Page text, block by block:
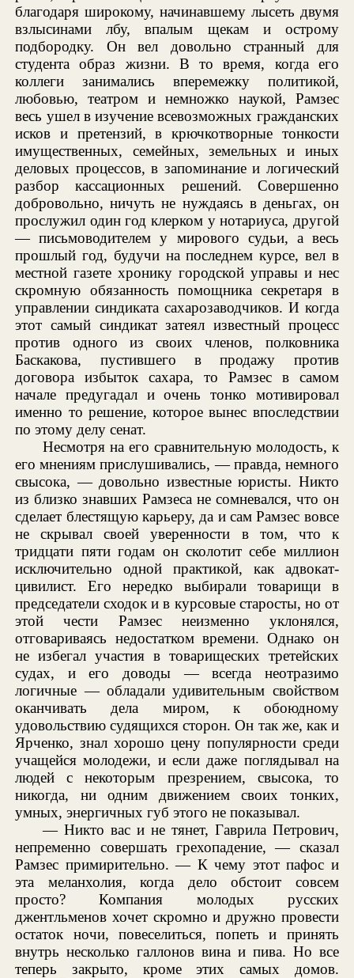
благодаря широкому, начинавшему лысеть двумя
взлысинами лбу, впалым щекам и острому
подбородку. Он вел довольно странный для
студента образ жизни. В то время, когда его
коллеги занимались вперемежку политикой,
любовью, театром и немножко наукой, Рамзес
весь ушел в изучение всевозможных гражданских
исков и претензий, в крючкотворные тонкости
имущественных, семейных, земельных и иных
деловых процессов, в запоминание и логический
разбор кассационных решений. Совершенно
добровольно, ничуть не нуждаясь в деньгах, он
прослужил один год клерком у нотариуса, другой
— письмоводителем у мирового судьи, а весь
прошлый год, будучи на последнем курсе, вел в
местной газете хронику городской управы и нес
скромную обязанность помощника секретаря в
управлении синдиката сахарозаводчиков. И когда
этот самый синдикат затеял известный процесс
против одного из своих членов, полковника
Баскакова, пустившего в продажу против
договора избыток сахара, то Рамзес в самом
начале предугадал и очень тонко мотивировал
именно то решение, которое вынес впоследствии
по этому делу сенат.
Несмотря на его сравнительную молодость, к
его мнениям прислушивались, — правда, немного
свысока, — довольно известные юристы. Никто
из близко знавших Рамзеса не сомневался, что он
сделает блестящую карьеру, да и сам Рамзес вовсе
не скрывал своей уверенности в том, что к
тридцати пяти годам он сколотит себе миллион
исключительно одной практикой, как адвокат-
цивилист. Его нередко выбирали товарищи в
председатели сходок и в курсовые старосты, но от
этой чести Рамзес неизменно уклонялся,
отговариваясь недостатком времени. Однако он
не избегал участия в товарищеских третейских
судах, и его доводы — всегда неотразимо
логичные — обладали удивительным свойством
оканчивать дела миром, к обоюдному
удовольствию судящихся сторон. Он так же, как и
Ярченко, знал хорошо цену популярности среди
учащейся молодежи, и если даже поглядывал на
людей с некоторым презрением, свысока, то
никогда, ни одним движением своих тонких,
умных, энергичных губ этого не показывал.
— Никто вас и не тянет, Гаврила Петрович,
непременно совершать грехопадение, — сказал
Рамзес примирительно. — К чему этот пафос и
эта меланхолия, когда дело обстоит совсем
просто? Компания молодых русских
джентльменов хочет скромно и дружно провести
остаток ночи, повеселиться, попеть и принять
внутрь несколько галлонов вина и пива. Но все
теперь закрыто, кроме этих самых домов.